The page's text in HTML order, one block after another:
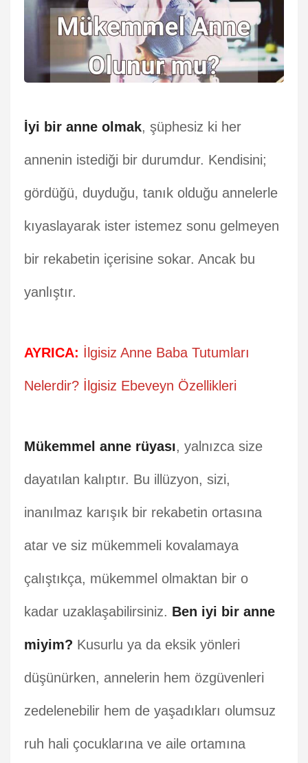
İyi bir anne olmak, şüphesiz ki her
annenin istediği bir durumdur. Kendisini;
gördüğü, duyduğu, tanık olduğu annelerle
kıyaslayarak ister istemez sonu gelmeyen
bir rekabetin içerisine sokar. Ancak bu
yanlıştır.
AYRICA: İlgisiz Anne Baba Tutumları
Nelerdir? İlgisiz Ebeveyn Özellikleri
Mükemmel anne rüyası, yalnızca size
dayatılan kalıptır. Bu illüzyon, sizi,
inanılmaz karışık bir rekabetin ortasına
atar ve siz mükemmeli kovalamaya
çalıştıkça, mükemmel olmaktan bir o
kadar uzaklaşabilirsiniz. Ben iyi bir anne
miyim? Kusurlu ya da eksik yönleri
düşünürken, annelerin hem özgüvenleri
zedelenebilir hem de yaşadıkları olumsuz
ruh hali çocuklarına ve aile ortamına